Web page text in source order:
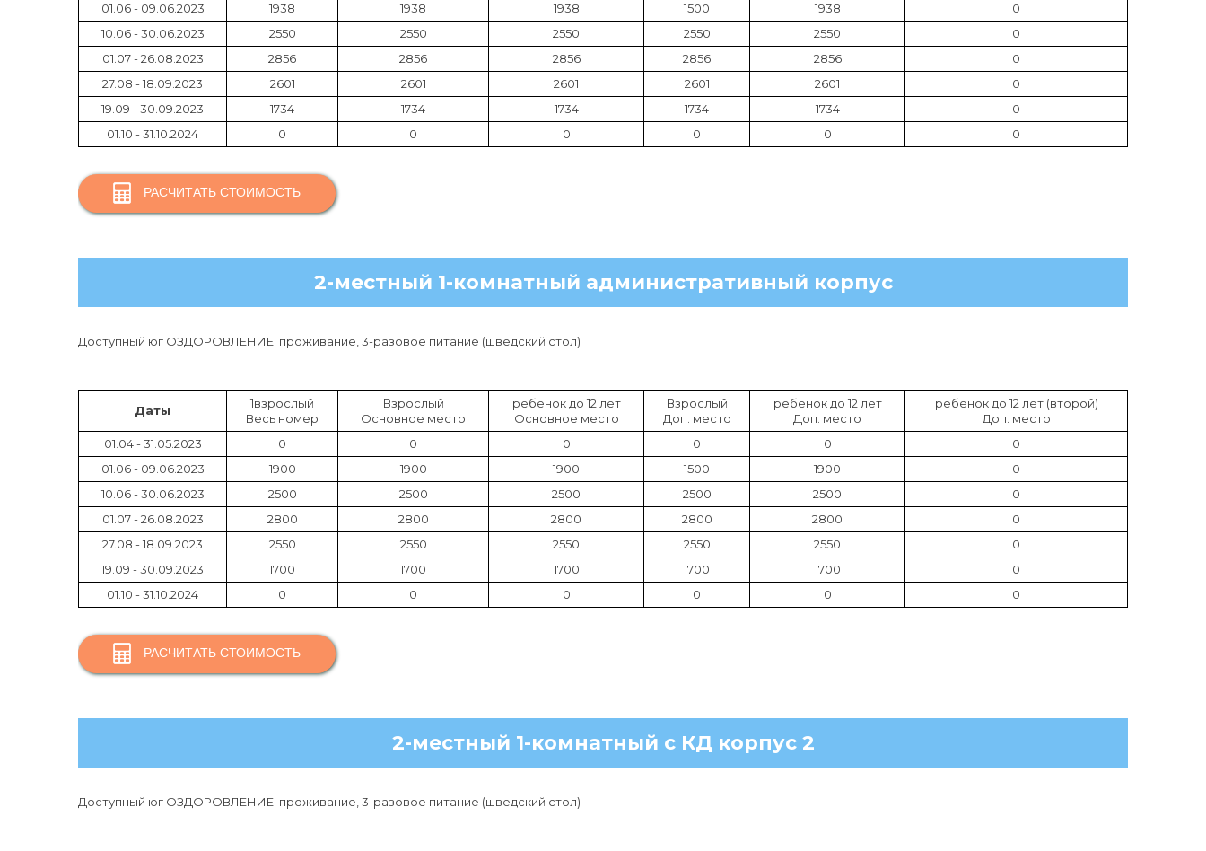
01.06 - 09.06.2023
1938 1938 1938 1500 1938
0
10.06 - 30.06.2023
2550 2550 2550 2550 2550
0
01.07 - 26.08.2023
2856 2856 2856 2856 2856
0
27.08 - 18.09.2023
2601 2601 2601 2601 2601
0
19.09 - 30.09.2023
1734 1734 1734 1734 1734
0
01.10 - 31.10.2024
0 0 0 0 0 0
РАСЧИТАТЬ СТОИМОСТЬ
2-местный 1-комнатный административный корпус
Доступный юг ОЗДОРОВЛЕНИЕ: проживание, 3-разовое питание (шведский стол)
Даты
1взрослый
Весь номер
Взрослый
Основное место
ребенок до 12 лет
Основное место
Взрослый
Доп. место
ребенок до 12 лет
Доп. место
ребенок до 12 лет (второй)
Доп. место
01.04 - 31.05.2023
0 0 0 0 0
0
01.06 - 09.06.2023
1900 1900 1900 1500 1900
0
10.06 - 30.06.2023
2500 2500 2500 2500 2500
0
01.07 - 26.08.2023
2800 2800 2800 2800 2800
0
27.08 - 18.09.2023
2550 2550 2550 2550 2550
0
19.09 - 30.09.2023
1700 1700 1700 1700 1700
0
01.10 - 31.10.2024
0 0 0 0 0 0
РАСЧИТАТЬ СТОИМОСТЬ
2-местный 1-комнатный с КД корпус 2
Доступный юг ОЗДОРОВЛЕНИЕ: проживание, 3-разовое питание (шведский стол)